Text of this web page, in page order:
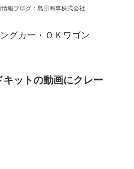
情報ブログ：島田商事株式会社
グカー・ＯＫワゴン
キットの動画にクレー